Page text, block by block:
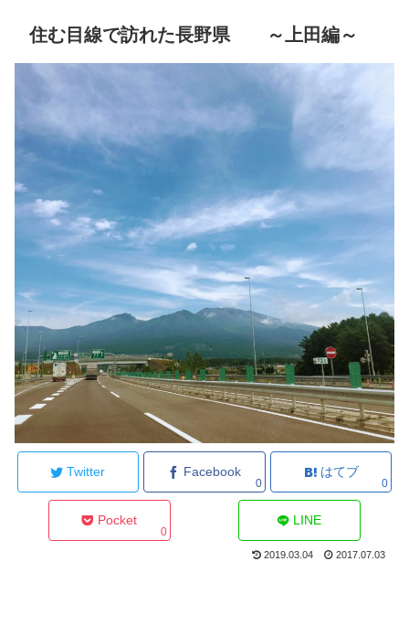
住む目線で訪れた長野県 ～上田編～
Twitter Facebook
0
はてブ
0
Pocket
0
LINE
2019.03.04 2017.07.03